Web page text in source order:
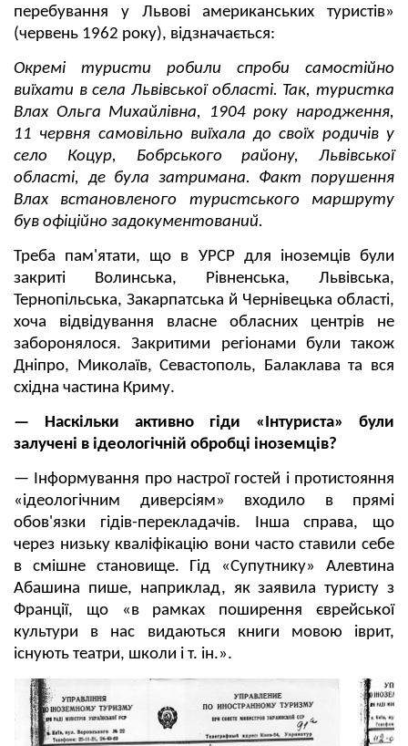
перебування у Львові американських туристів»
(червень 1962 року), відзначається:
Окремі туристи робили спроби самостійно
виїхати в села Львівської області. Так, туристка
Влах Ольга Михайлівна, 1904 року народження,
11 червня самовільно виїхала до своїх родичів у
село Коцур, Бобрського району, Львівської
області, де була затримана. Факт порушення
Влах встановленого туристського маршруту
був офіційно задокументований.
Треба пам'ятати, що в УРСР для іноземців були
закриті Волинська, Рівненська, Львівська,
Тернопільська, Закарпатська й Чернівецька області,
хоча відвідування власне обласних центрів не
заборонялося. Закритими регіонами були також
Дніпро, Миколаїв, Севастополь, Балаклава та вся
східна частина Криму.
— Наскільки активно гіди «Інтуриста» були
залучені в ідеологічній обробці іноземців?
— Інформування про настрої гостей і протистояння
«ідеологічним диверсіям» входило в прямі
обов'язки гідів-перекладачів. Інша справа, що
через низьку кваліфікацію вони часто ставили себе
в смішне становище. Гід «Супутнику» Алевтина
Абашина пише, наприклад, як заявила туристу з
Франції, що «в рамках поширення єврейської
культури в нас видаються книги мовою іврит,
існують театри, школи і т. ін.».